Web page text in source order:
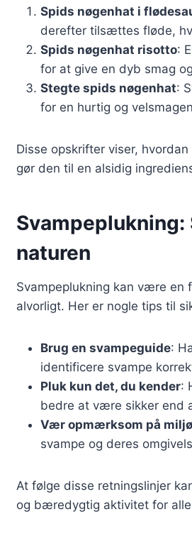
Spids nøgenhat i
derefter tilsættes fløde,
Spids nøgenhat risotto:
for at give en dyb smag
Stegte spids nøgenhat:
for en hurtig og
Disse opskrifter viser,
gør den til en alsidig
naturen
Svampeplukning kan være en
alvorligt. Her er nogle tips til
Brug en svampeguide:
identificere svampe
Pluk kun det, du kender:
bedre at være sikker end
Vær opmærksom på
svampe og deres
At følge disse retningslinjer
og bæredygtig aktivitet for